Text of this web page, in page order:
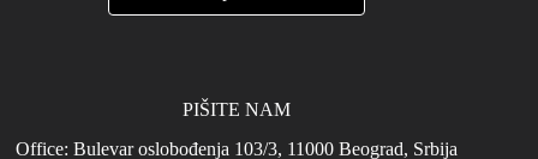
PIŠITE NAM
Office: Bulevar oslobođenja 103/3, 11000 Beograd, Srbija